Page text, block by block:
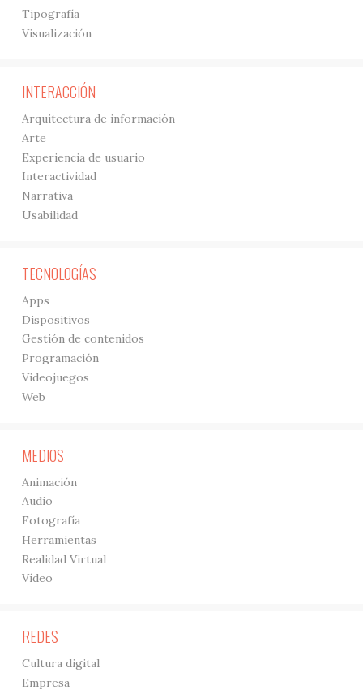
Tipografía
Visualización
INTERACCIÓN
Arquitectura de información
Arte
Experiencia de usuario
Interactividad
Narrativa
Usabilidad
TECNOLOGÍAS
Apps
Dispositivos
Gestión de contenidos
Programación
Videojuegos
Web
MEDIOS
Animación
Audio
Fotografía
Herramientas
Realidad Virtual
Vídeo
REDES
Cultura digital
Empresa